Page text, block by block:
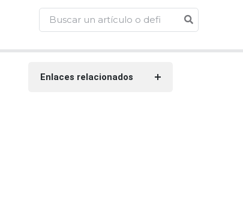
Enlaces relacionados